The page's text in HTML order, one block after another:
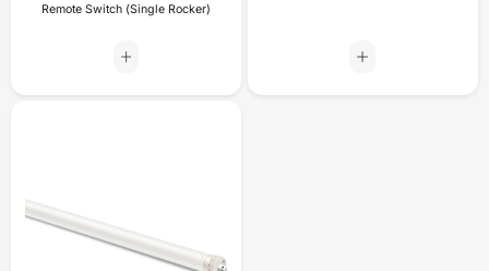
Remote Switch (Single Rocker)